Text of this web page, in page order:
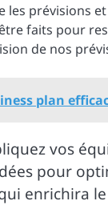
les prévisions
faits pour
de nos
plan
vos
pour
enrichira